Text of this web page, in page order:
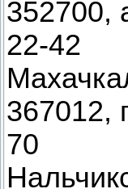
352700,
22-42
367012,
70